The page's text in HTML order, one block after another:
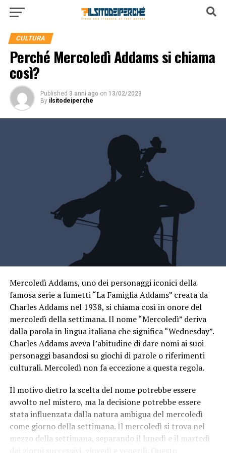
CULTURA
Perché Mercoledì Addams si chiama
così?
Published 3 anni ago on 13/02/2023
By ilsitodeiperche
Mercoledì Addams, uno dei personaggi iconici della
famosa serie a fumetti “La Famiglia Addams” creata da
Charles Addams nel 1938, si chiama così in onore del
mercoledì della settimana. Il nome “Mercoledì” deriva
dalla parola in lingua italiana che significa “Wednesday”.
Charles Addams aveva l’abitudine di dare nomi ai suoi
personaggi basandosi su giochi di parole o riferimenti
culturali. Mercoledì non fa eccezione a questa regola.
Il motivo dietro la scelta del nome potrebbe essere
avvolto nel mistero, ma la decisione potrebbe essere
stata influenzata dalla natura ambigua del mercoledì
come giorno della settimana. Il mercoledì si trova nel
mezzo della settimana, separando il lunedì e il martedì